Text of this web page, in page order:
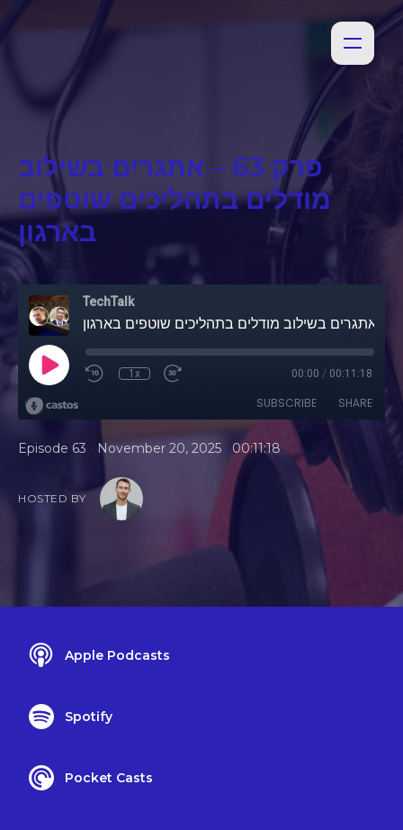
פרק 63 – אתגרים בשילוב
מודלים בתהליכים שוטפים
בארגון
TechTalk
1x 00:00 / 00:11:18
SUBSCRIBE SHARE
Episode 63 • November 20, 2025 • 00:11:18
HOSTED BY
Apple Podcasts
Spotify
Pocket Casts